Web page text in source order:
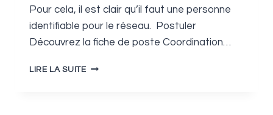
Pour cela, il est clair qu’il faut une personne
identifiable pour le réseau. Postuler
Découvrez la fiche de poste Coordination…
LIRE LA SUITERECRUTEMENT